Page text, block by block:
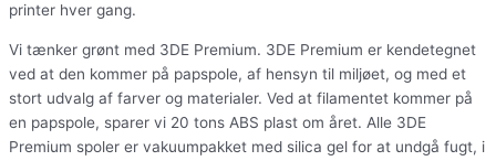
printer hver gang.
Vi tænker grønt med 3DE Premium. 3DE Premium er kendetegnet
ved at den kommer på papspole, af hensyn til miljøet, og med et
stort udvalg af farver og materialer. Ved at filamentet kommer på
en papspole, sparer vi 20 tons ABS plast om året. Alle 3DE
Premium spoler er vakuumpakket med silica gel for at undgå fugt, i